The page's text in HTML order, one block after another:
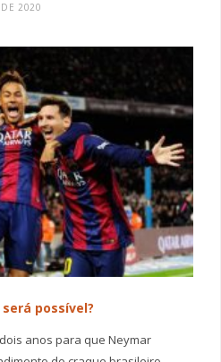
2020
possível?
anos para que Neymar